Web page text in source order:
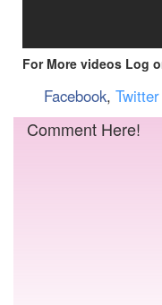
For More videos Log
Facebook, Twitter
Comment Here!